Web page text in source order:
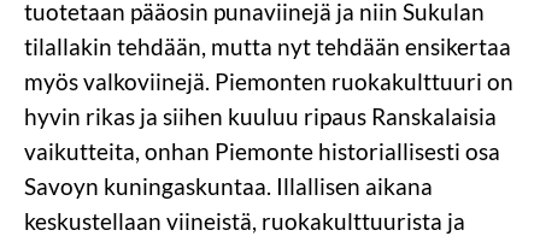
tuotetaan pääosin punaviinejä ja niin Sukulan
tilallakin tehdään, mutta nyt tehdään ensikertaa
myös valkoviinejä. Piemonten ruokakulttuuri on
hyvin rikas ja siihen kuuluu ripaus Ranskalaisia
vaikutteita, onhan Piemonte historiallisesti osa
Savoyn kuningaskuntaa. Illallisen aikana
keskustellaan viineistä, ruokakulttuurista ja